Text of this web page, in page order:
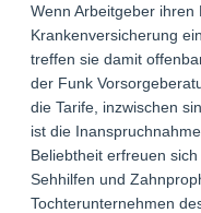
Wenn Arbeitgeber
Krankenversicherung
treffen sie damit
der Funk
die Tarife, inzwischen
ist die
Beliebtheit erfreuen
Sehhilfen und
Tochterunternehmen